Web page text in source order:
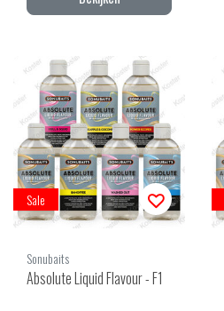
Sale
Sonubaits
Absolute Liquid Flavour - F1